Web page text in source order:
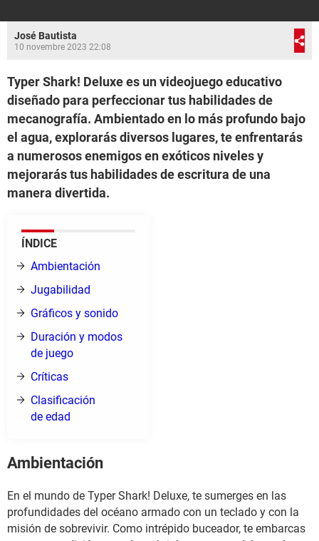
José Bautista
10 novembre 2023 22:08
Typer Shark! Deluxe es un videojuego educativo
diseñado para perfeccionar tus habilidades de
mecanografía. Ambientado en lo más profundo bajo
el agua, explorarás diversos lugares, te enfrentarás
a numerosos enemigos en exóticos niveles y
mejorarás tus habilidades de escritura de una
manera divertida.
ÍNDICE
Ambientación
Jugabilidad
Gráficos y sonido
Duración y modos
de juego
Críticas
Clasificación
de edad
Ambientación
En el mundo de Typer Shark! Deluxe, te sumerges en las
profundidades del océano armado con un teclado y con la
misión de sobrevivir. Como intrépido buceador, te embarcas